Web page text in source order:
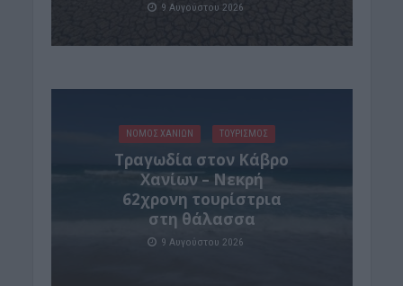
9 Αυγούστου 2026
ΝΟΜΌΣ ΧΑΝΊΩΝ ΤΟΥΡΙΣΜΟΣ
Τραγωδία στον Κάβρο
Χανίων – Νεκρή
62χρονη τουρίστρια
στη θάλασσα
9 Αυγούστου 2026